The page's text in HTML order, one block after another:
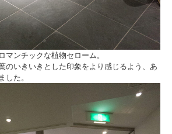
マンチックな植物セローム。
のいきいきとした印象をより感じるよう、あ
した。